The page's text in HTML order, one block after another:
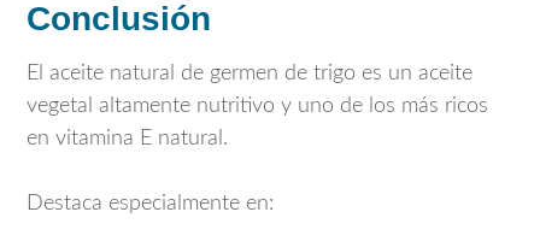
Conclusión
El aceite natural de germen de trigo es un aceite
vegetal altamente nutritivo y uno de los más ricos
en vitamina E natural.
Destaca especialmente en: